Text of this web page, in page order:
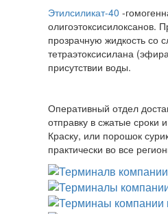
Этилсиликат-40 -
олигоэтоксисилоксанов.
прозрачную жидкость со
тетраэтоксисилана
присутствии воды.
Оперативный отдел
отправку в сжатые
Краску, или порошок
практически во все